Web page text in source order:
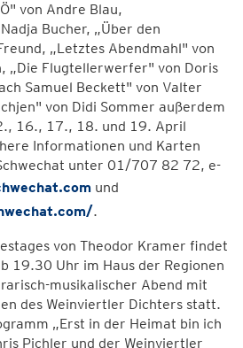
von Andre Blau,
Bucher, „Über den
„Letztes Abendmahl" von
„Die Flugtellerwerfer" von Doris
Samuel Beckett" von Valter
von Didi Sommer außerdem
16., 17., 18. und 19. April
Informationen und Karten
unter 01/707 82 72, e-
und
.
von Theodor Kramer findet
19.30 Uhr im Haus der Regionen
musikalischer Abend mit
des Weinviertler Dichters statt.
„Erst in der Heimat bin ich
Pichler und der Weinviertler